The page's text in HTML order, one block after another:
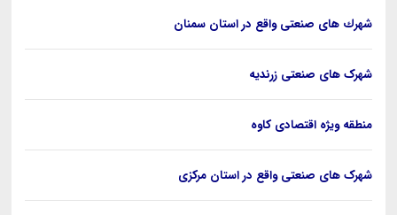
شهرك های صنعتی واقع در استان سمنان
شهرک های صنعتی زرنديه
منطقه ویژه اقتصادی کاوه
شهرک های صنعتی واقع در استان مرکزی